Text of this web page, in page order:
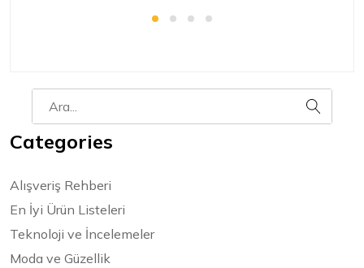
Categories
Alışveriş Rehberi
En İyi Ürün Listeleri
Teknoloji ve İncelemeler
Moda ve Güzellik